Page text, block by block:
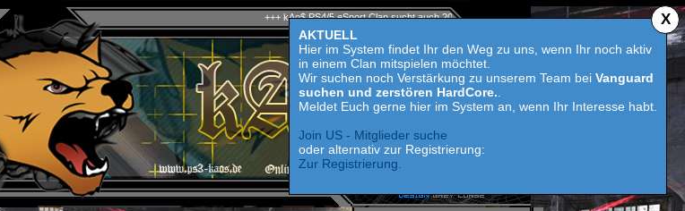
AKTUELL
Hier im System findet Ihr den Weg zu uns, wenn Ihr noch aktiv
in einem Clan mitspielen möchtet.
Wir suchen noch Verstärkung zu unserem Team bei Vanguard
suchen und zerstören HardCore.
Meldet Euch gerne hier im System an, wenn Ihr Interesse habt.
Join US - Mitglieder suche
oder alternativ zur Registrierung:
Zur Registrierung.
X
+++ kAo$ PS4/5 eSport Clan sucht auch 2023 Competition aktive Mitspieler für Call of Duty MW 2 - HardCore